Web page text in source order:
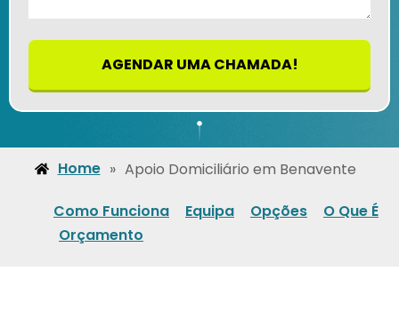
AGENDAR UMA CHAMADA!
Home » Apoio Domiciliário em Benavente
Como Funciona Equipa Opções
O Que É
Orçamento